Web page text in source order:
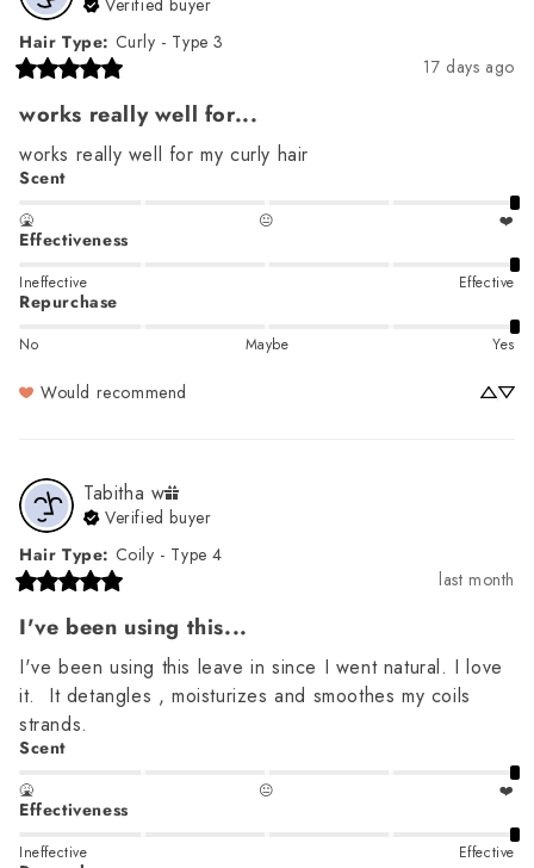
Hair Type: Curly - Type 3
17 days ago
works really well for...
works really well for my curly hair
Scent
🤮 😐 ❤️
Effectiveness
Ineffective Effective
Repurchase
No Maybe Yes
Would recommend
Tabitha w
Verified buyer
Hair Type: Coily - Type 4
last month
I've been using this...
I've been using this leave in since I went natural. I love
it.  It detangles , moisturizes and smoothes my coils
strands.
Scent
🤮 😐 ❤️
Effectiveness
Ineffective Effective